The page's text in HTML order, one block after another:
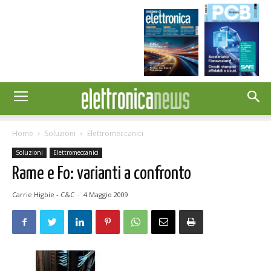
Home Soluzioni Elettromeccanici
Soluzioni Elettromeccanici
Rame e Fo: varianti a confronto
Carrie Higbie - C&C - 4 Maggio 2009